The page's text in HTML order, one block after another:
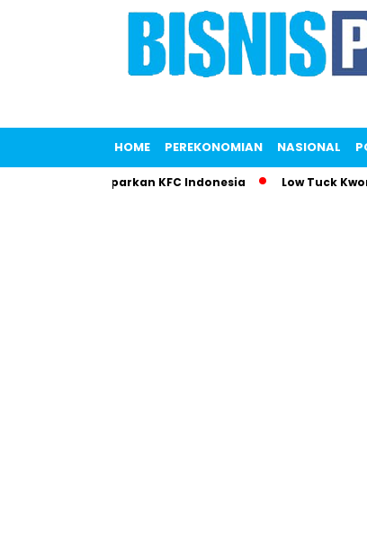
HOME PEREKONOMIAN NASIONAL
Saputri Gemparkan KFC Indonesia Low Tuck